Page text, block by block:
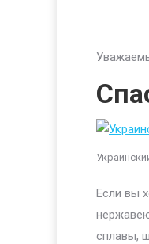
Если вы
сплавы,